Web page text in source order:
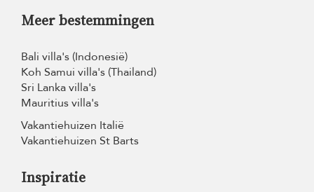
Meer bestemmingen
Bali villa's (Indonesië)
Koh Samui villa's (Thailand)
Sri Lanka villa's
Mauritius villa's
Vakantiehuizen Italië
Vakantiehuizen St Barts
Inspiratie